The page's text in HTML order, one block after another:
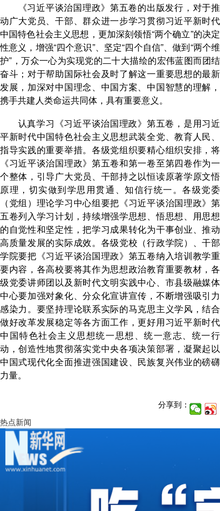
《习近平谈治国理政》第五卷的出版发行，对于推
动广大党员、干部、群众进一步学习贯彻习近平新时代
中国特色社会主义思想，更加深刻领悟“两个确立”的决定
性意义，增强“四个意识”、坚定“四个自信”、做到“两个维
护”，万众一心为实现党的二十大描绘的宏伟蓝图而团结
奋斗；对于帮助国际社会及时了解这一重要思想的最新
发展，加深对中国理念、中国方案、中国智慧的理解，
携手共建人类命运共同体，具有重要意义。
认真学习《习近平谈治国理政》第五卷，是用习近
平新时代中国特色社会主义思想武装全党、教育人民、
指导实践的重要举措。各级党组织要精心组织安排，将
《习近平谈治国理政》第五卷和第一卷至第四卷作为一
个整体，引导广大党员、干部持之以恒读原著学原文悟
原理，切实做到学思用贯通、知信行统一。各级党委
（党组）理论学习中心组要把《习近平谈治国理政》第
五卷列入学习计划，持续增强学思想、悟思想、用思想
的自觉性和坚定性，把学习成果转化为干事创业、推动
高质量发展的实际成效。各级党校（行政学院）、干部
学院要把《习近平谈治国理政》第五卷纳入培训教学重
要内容，各高校要将其作为思想政治教育重要教材，各
级党委讲师团以及新时代文明实践中心、市县级融媒体
中心要加强对象化、分众化宣讲宣传，不断增强吸引力
感染力。要坚持理论联系实际的马克思主义学风，结合
做好改革发展稳定等各方面工作，更好用习近平新时代
中国特色社会主义思想统一思想、统一意志、统一行
动，创造性地贯彻落实党中央各项决策部署，凝聚起以
中国式现代化全面推进强国建设、民族复兴伟业的磅礴
力量。
分享到：
热点新闻